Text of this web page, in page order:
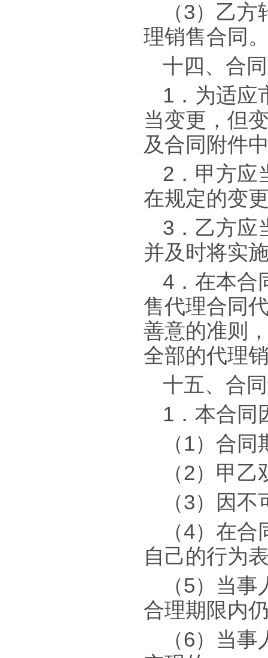
（3）乙
理销售合同
十四、合
1．为适应
当变更，但
及合同附件
2．甲方应
在规定的变
3．乙方应
并及时将实
4．在本合
售代理合同
善意的准则
全部的代理
十五、合
1．本合同
（1）合
（2）甲
（3）因
（4）在
自己的行为
（5）当
合理期限内
（6）当